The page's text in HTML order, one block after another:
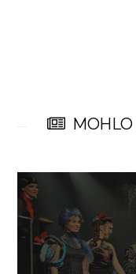
MOHLO